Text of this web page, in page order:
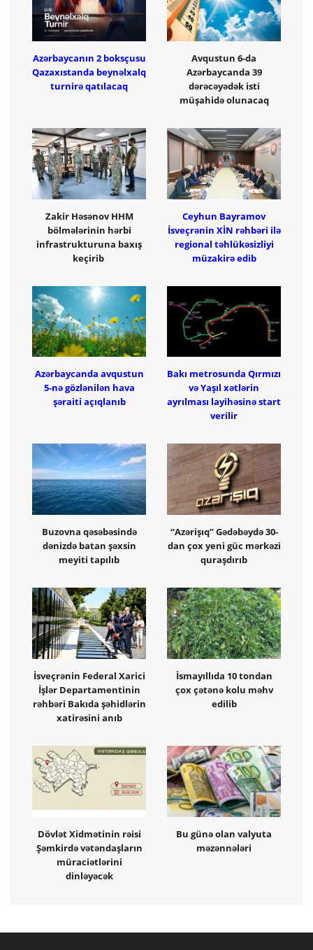
Azərbaycanın 2 boksçusu
Qazaxıstanda beynəlxalq
turnirə qatılacaq
Avqustun 6-da
Azərbaycanda 39
dərəcəyədək isti
müşahidə olunacaq
Zakir Həsənov HHM
bölmələrinin hərbi
infrastrukturuna baxış
keçirib
Ceyhun Bayramov
İsveçrənin XİN rəhbəri ilə
regional təhlükəsizliyi
müzakirə edib
Azərbaycanda avqustun
5-nə gözlənilən hava
şəraiti açıqlanıb
Bakı metrosunda Qırmızı
və Yaşıl xətlərin
ayrılması layihəsinə start
verilir
Buzovna qəsəbəsində
dənizdə batan şəxsin
meyiti tapılıb
“Azərişıq” Gədəbəydə 30-
dan çox yeni güc mərkəzi
quraşdırıb
İsveçrənin Federal Xarici
İşlər Departamentinin
rəhbəri Bakıda şəhidlərin
xatirəsini anıb
İsmayıllıda 10 tondan
çox çətənə kolu məhv
edilib
Dövlət Xidmətinin rəisi
Şəmkirdə vətəndaşların
müraciətlərini
dinləyəcək
Bu günə olan valyuta
məzənnələri